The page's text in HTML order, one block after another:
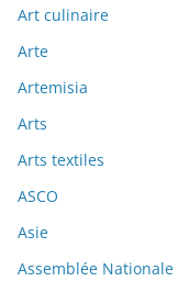
Art culinaire
Arte
Artemisia
Arts
Arts textiles
ASCO
Asie
Assemblée Nationale